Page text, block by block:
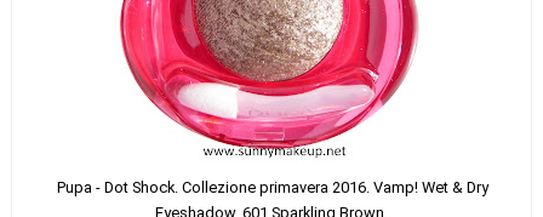
Pupa - Dot Shock. Collezione primavera 2016. Vamp! Wet & Dry
Eyeshadow. 601 Sparkling Brown.